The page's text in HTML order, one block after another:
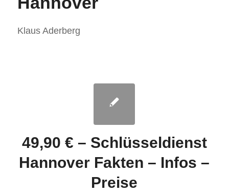
Klaus Aderberg
49,90 € – Schlüsseldienst
Hannover Fakten – Infos –
Preise